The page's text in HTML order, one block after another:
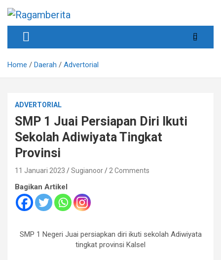
content
Ragamberita
Informatif, Edukatif & Inpiratif
Home Daerah Advertorial
ADVERTORIAL
SMP 1 Juai Persiapan Diri Ikuti
Sekolah Adiwiyata Tingkat
Provinsi
11 Januari 2023 Sugianoor 2 Comments
Bagikan Artikel
SMP 1 Negeri Juai persiapkan diri ikuti sekolah Adiwiyata
tingkat provinsi Kalsel